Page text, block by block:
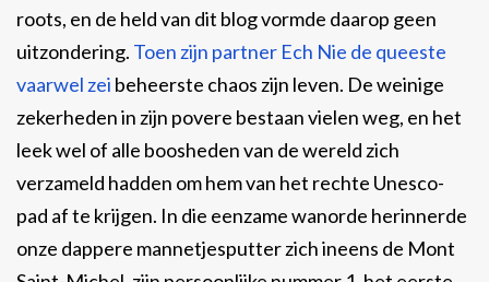
roots, en de held van dit blog vormde daarop geen
uitzondering. Toen zijn partner Ech Nie de queeste
vaarwel zei beheerste chaos zijn leven. De weinige
zekerheden in zijn povere bestaan vielen weg, en het
leek wel of alle boosheden van de wereld zich
verzameld hadden om hem van het rechte Unesco-
pad af te krijgen. In die eenzame wanorde herinnerde
onze dappere mannetjesputter zich ineens de Mont